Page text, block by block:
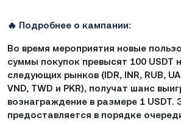
🔥 Подробнее о кампании:
Во время мероприятия новые
суммы покупок превысят 100 USDT
следующих рынков (IDR, INR, RUB,
VND, TWD и PKR), получат шанс
вознаграждение в размере 1 USDT.
предоставляется в порядке